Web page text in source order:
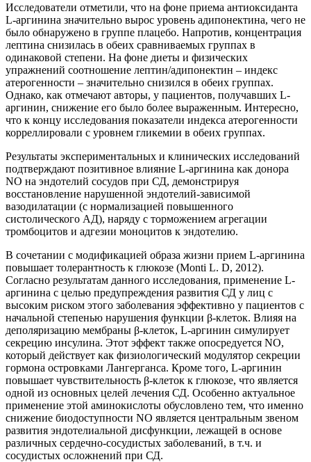
Исследователи отметили, что на фоне приема антиоксиданта
L-аргинина значительно вырос уровень адипонектина, чего не
было обнаружено в группе плацебо. Напротив, концентрация
лептина снизилась в обеих сравниваемых группах в
одинаковой степени. На фоне диеты и физических
упражнений соотношение лептин/адипонектин – индекс
атерогенности – значительно снизился в обеих группах.
Однако, как отмечают авторы, у пациентов, получавших L-
аргинин, снижение его было более выраженным. Интересно,
что к концу исследования показатели индекса атерогенности
корреллировали с уровнем гликемии в обеих группах.
Результаты экспериментальных и клинических исследований
подтверждают позитивное влияние L-аргинина как донора
NO на эндотелий сосудов при СД, демонстрируя
восстановление нарушенной эндотелий-зависимой
вазодилатации (с нормализацией повышенного
систолического АД), наряду с торможением агрегации
тромбоцитов и адгезии моноцитов к эндотелию.
В сочетании с модификацией образа жизни прием L-аргинина
повышает толерантность к глюкозе (Monti L. D, 2012).
Согласно результатам данного исследования, применение L-
аргинина с целью пред­упреждения развития СД у лиц с
высоким риском этого заболевания эффективно у пациентов с
начальной степенью нарушения функции β-клеток. Влияя на
деполяризацию мембраны β-клеток, L-аргинин симулирует
секрецию инсулина. Этот эффект также опосредуется NO,
который действует как физиологический модулятор секреции
гормона островками Лангерганса. Кроме того, L-аргинин
повышает чувствительность β-клеток к глюкозе, что является
одной из основных целей лечения СД. Особенно актуальное
применение этой аминокислоты обусловлено тем, что именно
снижение биодоступности NO является центральным звеном
развития эндотелиальной дисфункции, лежащей в основе
различных сердечно-сосудистых заболеваний, в т.ч. и
сосудистых осложнений при СД.